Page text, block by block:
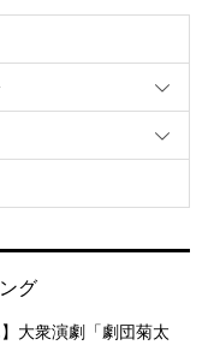
グ
大衆演劇「劇団菊太